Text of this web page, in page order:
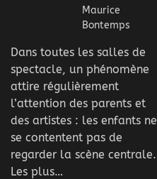
Maurice
Bontemps
Dans toutes les salles de
spectacle, un phénomène
attire régulièrement
l’attention des parents et
des artistes : les enfants ne
se contentent pas de
regarder la scène centrale.
Les plus…